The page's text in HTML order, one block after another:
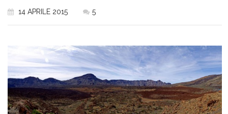
14 APRILE 2015 5